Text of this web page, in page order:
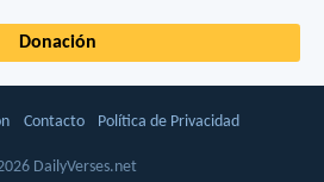
Donación
Contacto Política de Privacidad
DailyVerses.net